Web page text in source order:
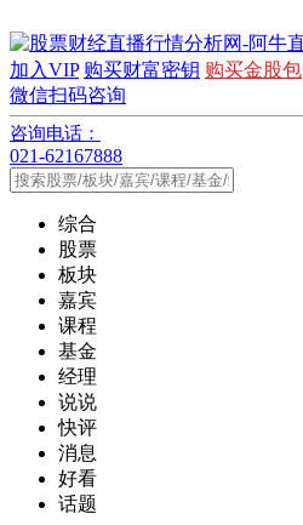
加入VIP 购买财富密钥 购买金股包
微信扫码咨询
咨询电话：
021-62167888
综合
股票
板块
嘉宾
课程
基金
经理
说说
快评
消息
好看
话题